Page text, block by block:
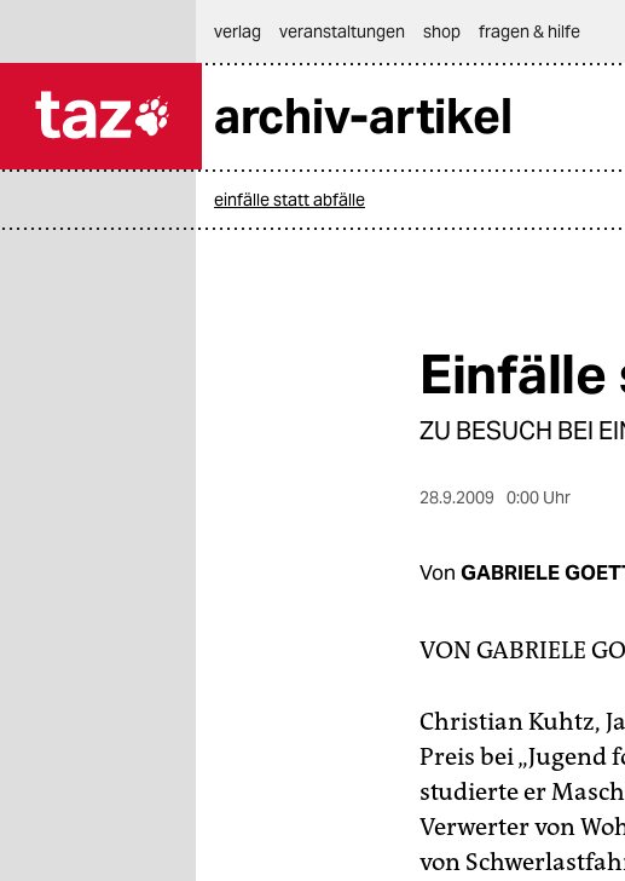
themen
verlag
veranstaltungen shop fragen & hilfe
archiv-artikel
einfälle statt abfälle
ZU BESUCH BEI
28.9.2009 0:00 Uhr
Von GABRIELE
VON GABRIELE
Christian Kuhtz,
Preis bei „Jugend
studierte er
Verwerter von
von